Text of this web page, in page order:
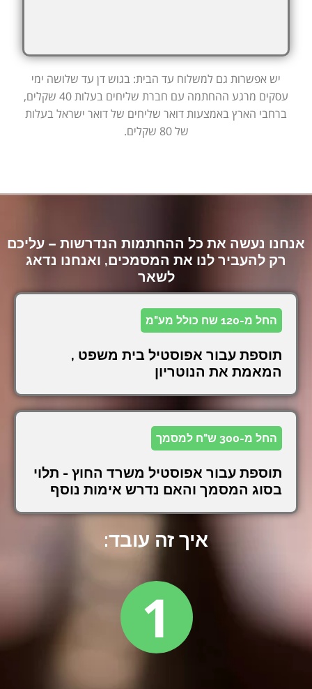
יש אפשרות גם למשלוח עד הבית: בגוש דן עד שלושה ימי
עסקים מרגע ההחתמה עם חברת שליחים בעלות 40 שקלים,
ברחבי הארץ באמצעות דואר שליחים של דואר ישראל בעלות
של 80 שקלים.
אנחנו נעשה את כל ההחתמות הנדרשות – עליכם
רק להעביר לנו את המסמכים, ואנחנו נדאג
לשאר
החל מ-120 שח כולל מע"מ
תוספת עבור אפוסטיל בית משפט ,
המאמת את הנוטריון
החל מ-300 ש"ח למסמך
תוספת עבור אפוסטיל משרד החוץ - תלוי
בסוג המסמך והאם נדרש אימות נוסף
איך זה עובד:
1